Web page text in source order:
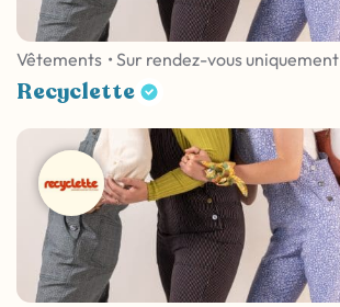
Vêtements • Sur rendez-vous uniquement
Recyclette